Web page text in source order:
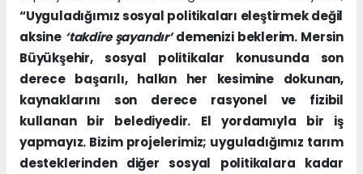
“Uyguladığımız sosyal politikaları eleştirmek değil
aksine ‘takdire şayandır’demenizi beklerim. Mersin
Büyükşehir, sosyal politikalar konusunda son
derece başarılı, halkın her kesimine dokunan,
kaynaklarını son derece rasyonel ve fizibil
kullanan bir belediyedir. El yordamıyla bir iş
yapmayız. Bizim projelerimiz; uyguladığımız tarım
desteklerinden diğer sosyal politikalara kadar